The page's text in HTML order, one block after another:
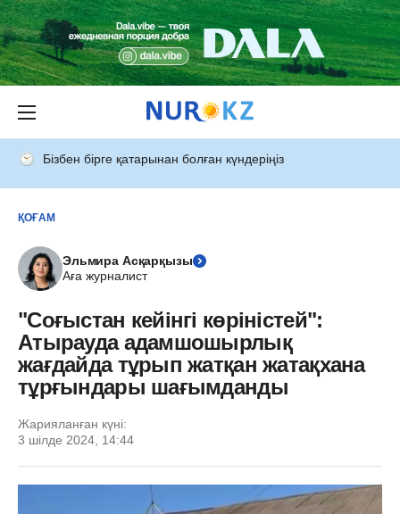
Бізбен бірге қатарынан болған күндеріңіз
ҚОҒАМ
Эльмира Асқарқызы
Аға журналист
"Соғыстан кейінгі көріністей":
Атырауда адамшошырлық
жағдайда тұрып жатқан жатақхана
тұрғындары шағымданды
Жарияланған күні:
3 шілде 2024, 14:44